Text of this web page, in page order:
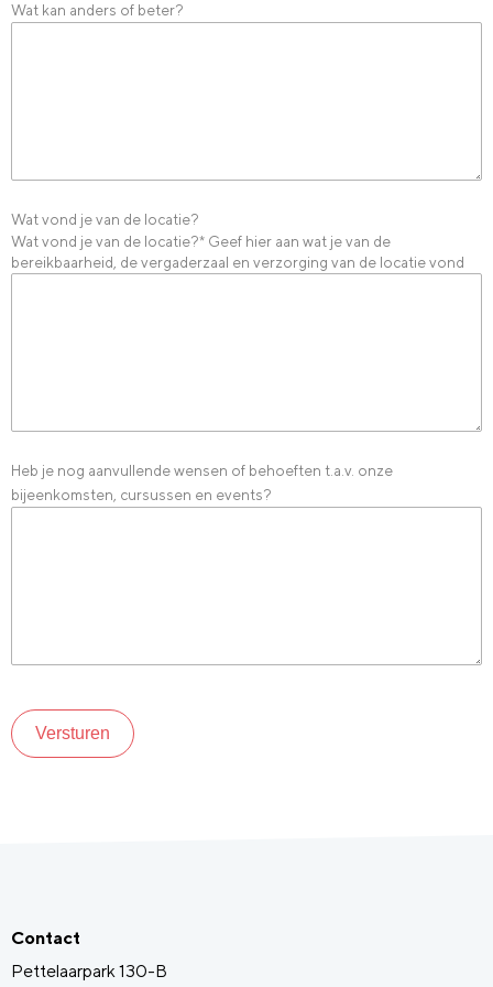
Wat kan anders of beter?
Wat vond je van de locatie?
Wat vond je van de locatie?* Geef hier aan wat je van de
bereikbaarheid, de vergaderzaal en verzorging van de locatie vond
Heb je nog aanvullende wensen of behoeften t.a.v. onze
bijeenkomsten, cursussen en events?
Versturen
Contact
Pettelaarpark 130-B